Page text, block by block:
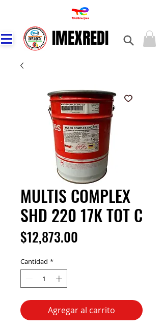
IMEXREDI
IMEXREDI
MULTIS COMPLEX
SHD 220 17K TOT C
$12,873.00
Cantidad *
Agregar al carrito